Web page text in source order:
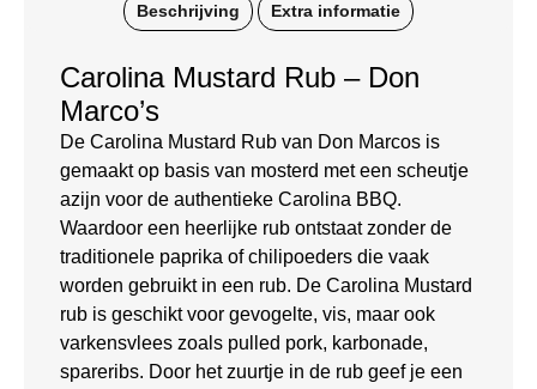
Beschrijving Extra informatie
Carolina Mustard Rub – Don
Marco’s
De Carolina Mustard Rub van Don Marcos is
gemaakt op basis van mosterd met een scheutje
azijn voor de authentieke Carolina BBQ.
Waardoor een heerlijke rub ontstaat zonder de
traditionele paprika of chilipoeders die vaak
worden gebruikt in een rub. De Carolina Mustard
rub is geschikt voor gevogelte, vis, maar ook
varkensvlees zoals pulled pork, karbonade,
spareribs. Door het zuurtje in de rub geef je een